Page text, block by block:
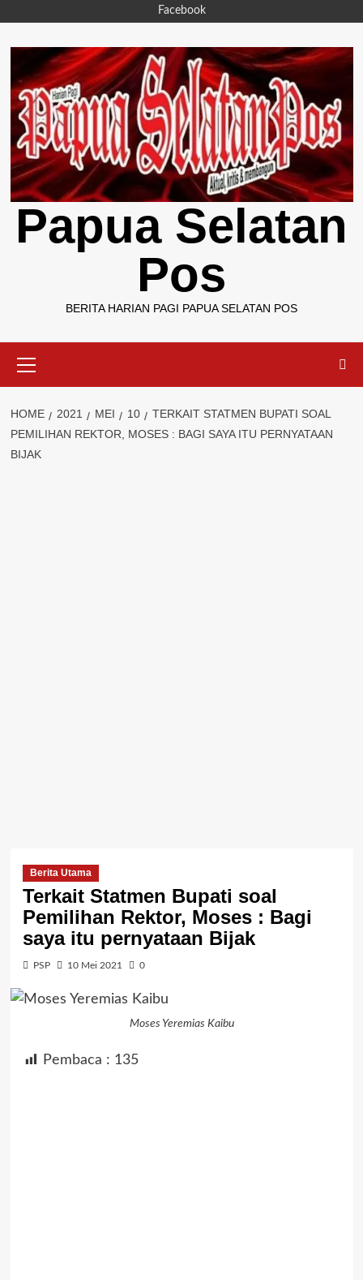
content
Facebook
Papua Selatan
Pos
BERITA HARIAN PAGI PAPUA SELATAN POS
Menu
HOME 2021 MEI 10
TERKAIT STATMEN BUPATI SOAL
PEMILIHAN REKTOR, MOSES : BAGI SAYA ITU PERNYATAAN
BIJAK
Berita Utama
Terkait Statmen Bupati soal
Pemilihan Rektor, Moses : Bagi
saya itu pernyataan Bijak
PSP 10 Mei 2021 0
Moses Yeremias Kaibu
Pembaca : 135